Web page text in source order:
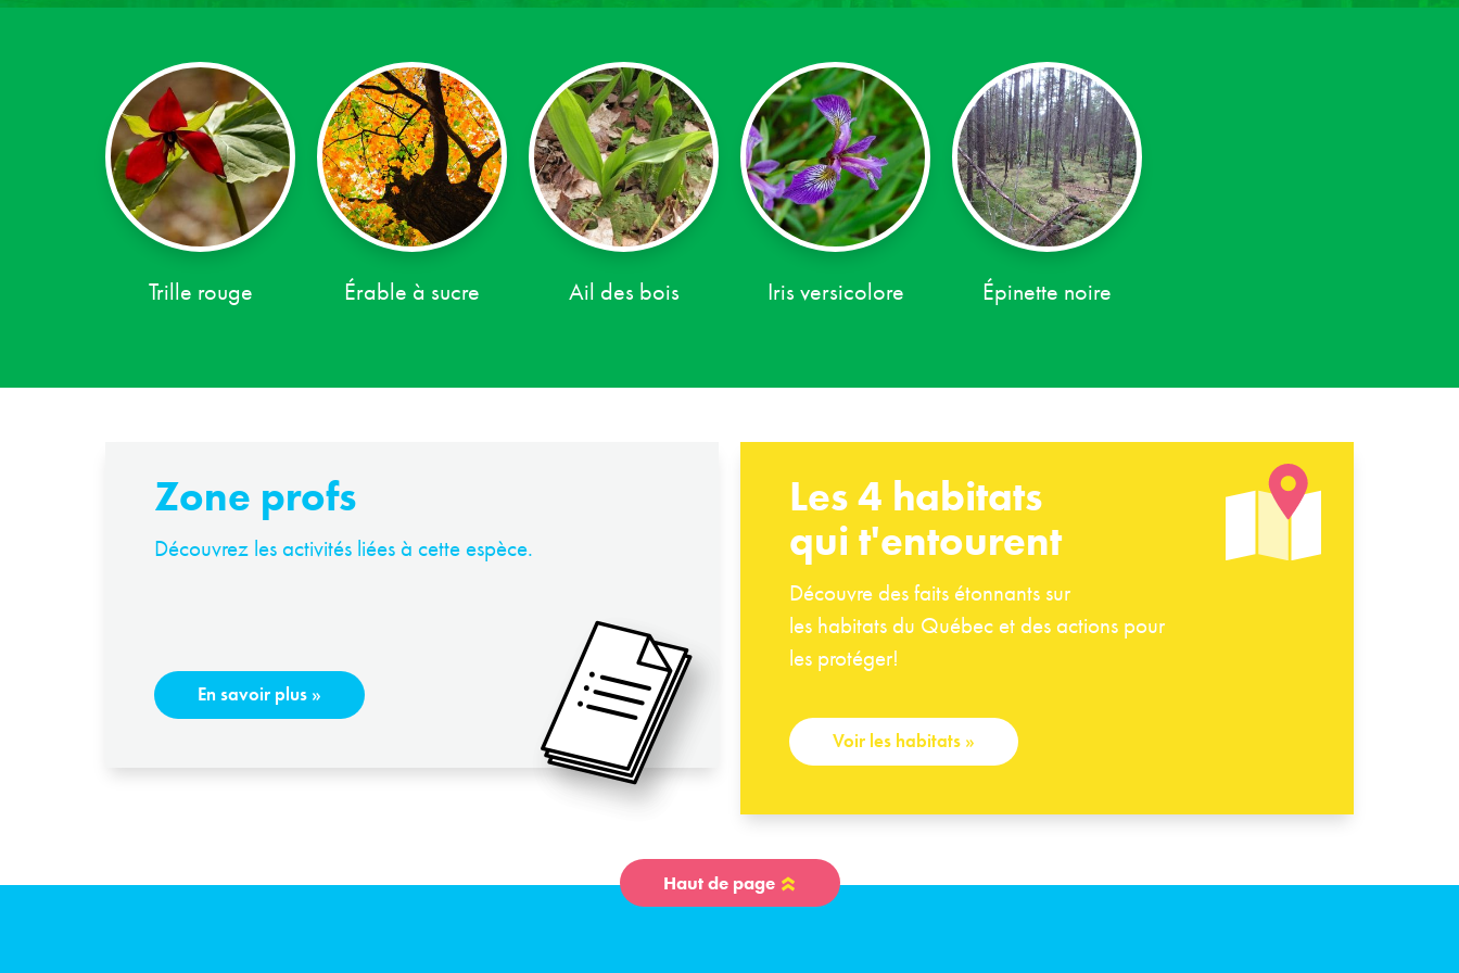
Trille rouge Érable à sucre Ail des bois Iris versicolore Épinette noire
Zone profs
Découvrez les activités liées à cette espèce.
En savoir plus »
Les 4 habitats
qui t'entourent
Découvre des faits étonnants sur
les habitats du Québec et des actions pour
les protéger!
Voir les habitats »
Haut de page